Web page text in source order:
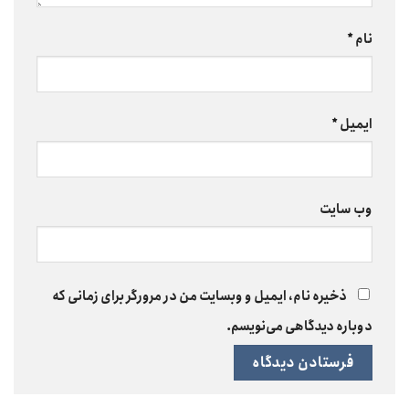
نام*
ایمیل*
وب‌ سایت
ذخیره نام، ایمیل و وبسایت من در مرورگر برای زمانی که
دوباره دیدگاهی می‌نویسم.